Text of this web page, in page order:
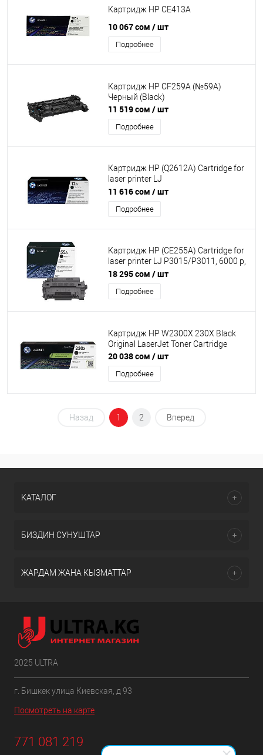
Картридж HP CE413A
10 067 сом / шт
Подробнее
Картридж HP CF259A (№59A)
Черный (Black)
11 519 сом / шт
Подробнее
Картридж HP (Q2612A) Cartridge for
laser printer LJ
1010/1012/1015/3020/3030 - T
11 616 сом / шт
Подробнее
Картридж HP (CE255A) Cartridge for
laser printer LJ P3015/P3011, 6000 p,
Black без упаковки
18 295 сом / шт
Подробнее
Картридж HP W2300X 230X Black
Original LaserJet Toner Cartridge
20 038 сом / шт
Подробнее
Назад 1 2 Вперед
КАТАЛОГ
БИЗДИН СУНУШТАР
ЖАРДАМ ЖАНА КЫЗМАТТАР
2025 ULTRA
г. Бишкек улица Киевская, д 93
Посмотреть на карте
771 081 219